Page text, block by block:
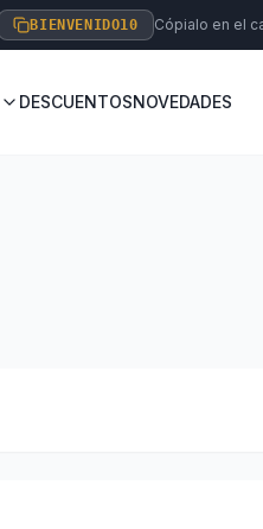
BIENVENIDO10 Cópialo en el
DESCUENTOSNOVEDADES